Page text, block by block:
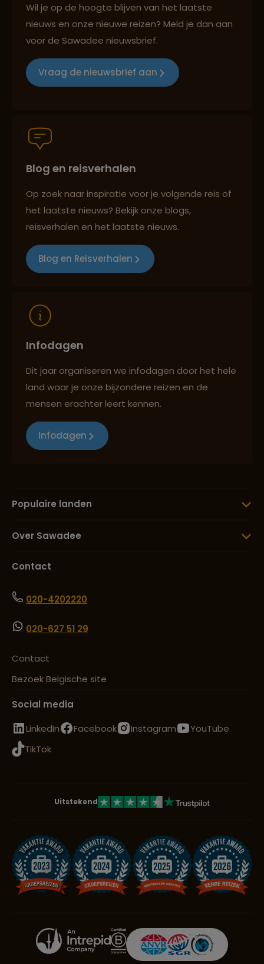
Groepsreizen mét indivuele vrijheid
Best beoordeelde reisroutes
Reizen met oog voor mens, cultuur en milieu
Wil je op de hoogte blijven van het laatste
nieuws en onze nieuwe reizen? Meld je dan aan
voor de Sawadee nieuwsbrief.
Vraag de nieuwsbrief aan
Blog en reisverhalen
Op zoek naar inspiratie voor je volgende reis of
het laatste nieuws? Bekijk onze blogs,
reisverhalen en het laatste nieuws.
Blog en Reisverhalen
Infodagen
Dit jaar organiseren we infodagen door het hele
land waar je onze bijzondere reizen en de
mensen erachter leert kennen.
Infodagen
Populaire landen
Over Sawadee
Contact
020-4202220
020-627 51 29
Contact
Bezoek Belgische site
Social media
LinkedIn
Facebook Instagram
YouTube
TikTok
Uitstekend